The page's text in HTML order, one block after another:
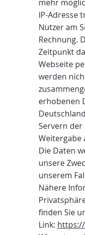
mehr
IP-Adresse
Nutzer am
Rechnung.
Zeitpunkt
Webseite
werden
erhobenen
Servern der
Weitergabe
Die Daten
unsere
unserem
Nähere
finden Sie
Link: